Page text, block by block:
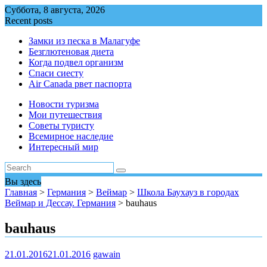
Перейти
к
Суббота, 8 августа, 2026
Recent posts
Замки из песка в Малагуфе
Безглютеновая диета
Когда подвел организм
Спаси сиесту
Air Canada рвет паспорта
Новости туризма
Мои путешествия
Советы туристу
Всемирное наследие
Интересный мир
Вы здесь
Главная > Германия > Веймар > Школа Баухауз в городах
Веймар и Дессау. Германия > bauhaus
bauhaus
21.01.201621.01.2016 gawain